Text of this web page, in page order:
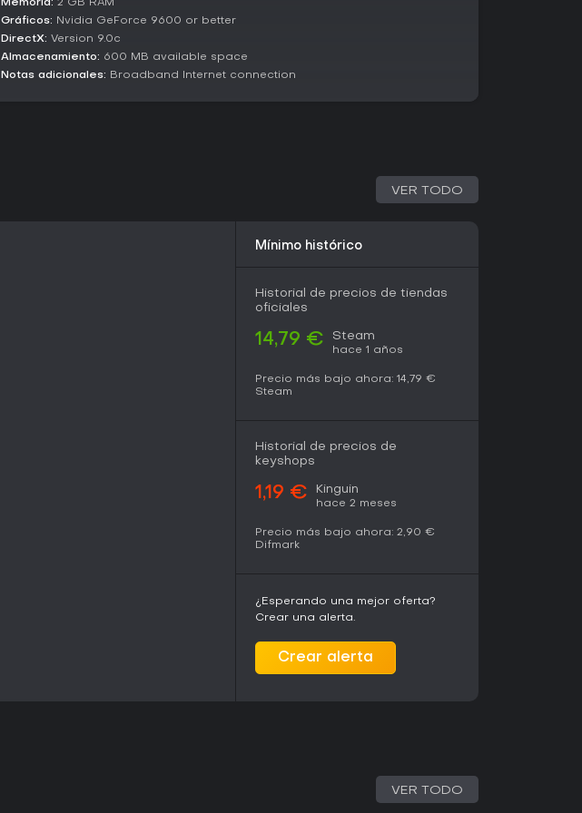
Memoria: 2 GB RAM
Gráficos: Nvidia GeForce 9600 or better
DirectX: Version 9.0c
Almacenamiento: 600 MB available space
Notas adicionales: Broadband Internet connection
VER TODO
Mínimo histórico
Historial de precios de tiendas
oficiales
14,79 € Steam
hace 1 años
Precio más bajo ahora: 14,79 €
Steam
Historial de precios de
keyshops
1,19 € Kinguin
hace 2 meses
Precio más bajo ahora: 2,90 €
Difmark
¿Esperando una mejor oferta?
Crear una alerta.
Crear alerta
VER TODO